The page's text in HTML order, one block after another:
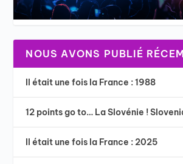
NOUS AVONS PUBLIÉ
Il était une fois la France : 1988
12 points go to… La Slovénie !
Il était une fois la France : 2025